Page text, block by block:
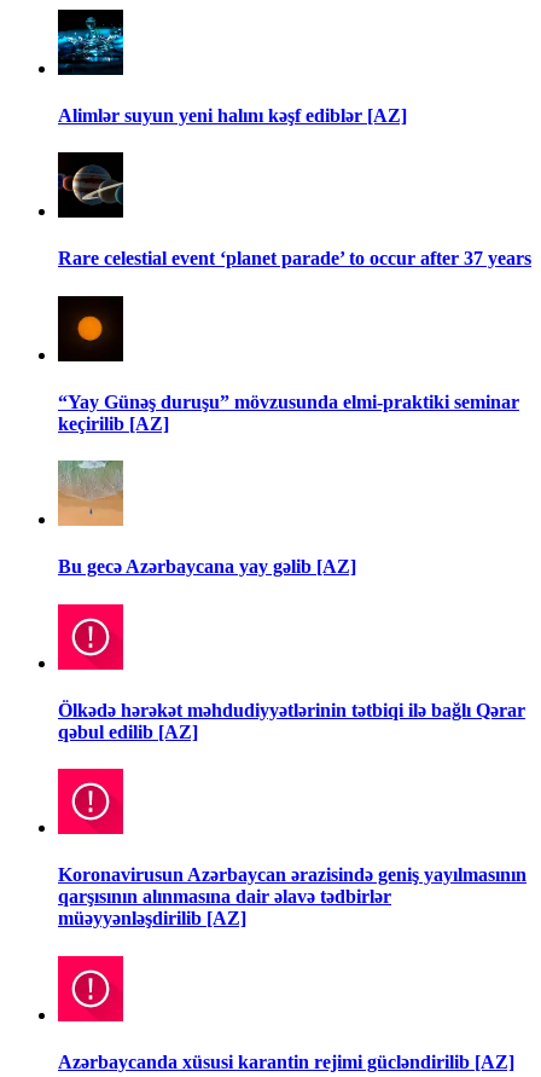
Alimlər suyun yeni halını kəşf ediblər [AZ]
Rare celestial event ‘planet parade’ to occur after 37 years
“Yay Günəş duruşu” mövzusunda elmi-praktiki seminar
keçirilib [AZ]
Bu gecə Azərbaycana yay gəlib [AZ]
Ölkədə hərəkət məhdudiyyətlərinin tətbiqi ilə bağlı Qərar
qəbul edilib [AZ]
Koronavirusun Azərbaycan ərazisində geniş yayılmasının
qarşısının alınmasına dair əlavə tədbirlər
müəyyənləşdirilib [AZ]
Azərbaycanda xüsusi karantin rejimi gücləndirilib [AZ]